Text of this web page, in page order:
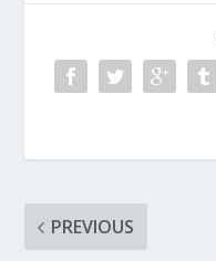
PREVIOUS